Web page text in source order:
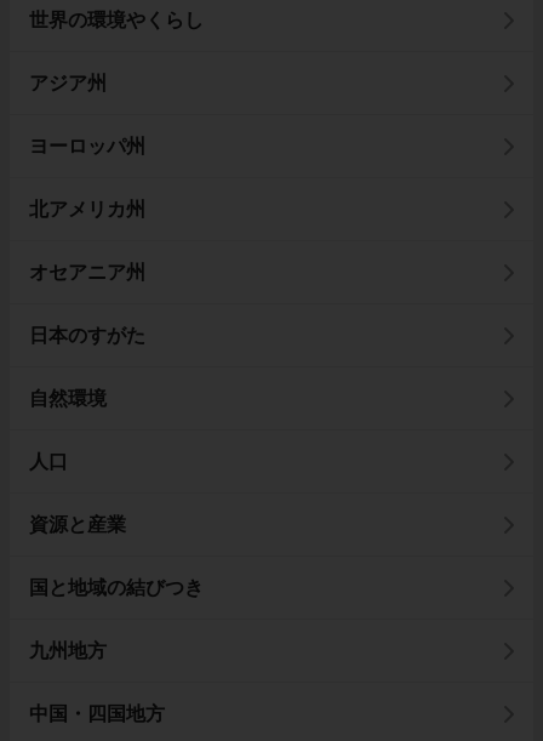
世界の環境やくらし
アジア州
ヨーロッパ州
北アメリカ州
オセアニア州
日本のすがた
自然環境
人口
資源と産業
国と地域の結びつき
九州地方
中国・四国地方